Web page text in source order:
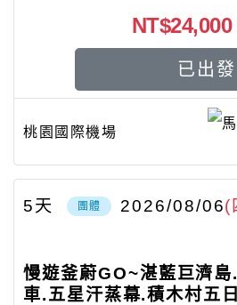
桃園國際機場
NT$24,000
已出發
團體 2026/08/06(
5天
慢遊釜蔚GO~湛藍巨濟島
車.五星汗蒸幕.積木村五